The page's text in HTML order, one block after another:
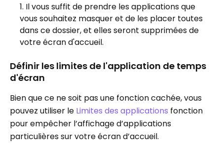
Il vous suffit de prendre les applications que
vous souhaitez masquer et de les placer toutes
dans ce dossier, et elles seront supprimées de
votre écran d'accueil.
Définir les limites de l'application de temps
d'écran
Bien que ce ne soit pas une fonction cachée, vous
pouvez utiliser le Limites des applications fonction
pour empêcher l’affichage d’applications
particulières sur votre écran d’accueil.